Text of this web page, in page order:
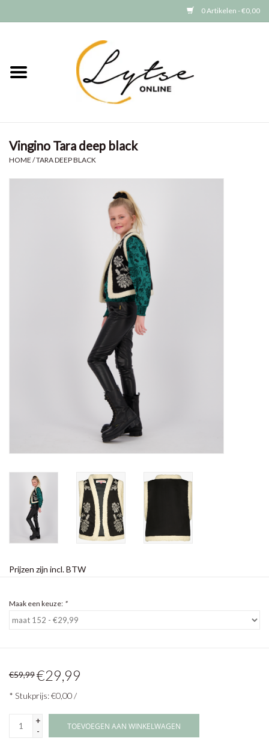
0 Artikelen - €0,00
Meisjes
GRATIS VERZENDEN (vanaf EUR
Vingino Tara deep black
HOME /TARA DEEP BLACK
Prijzen zijn incl. BTW
Maak een keuze: *
€59,99€29,99
* Stukprijs: €0,00 /
+
-
TOEVOEGEN AAN WINKELWAGEN